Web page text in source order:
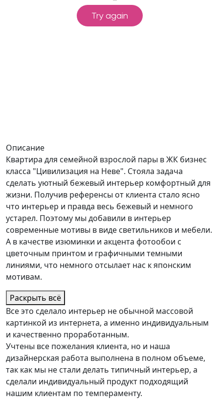
Описание
Квартира для семейной взрослой пары в ЖК бизнес
класса "Цивилизация на Неве". Стояла задача
сделать уютный бежевый интерьер комфортный для
жизни. Получив референсы от клиента стало ясно
что интерьер и правда весь бежевый и немного
устарел. Поэтому мы добавили в интерьер
современные мотивы в виде светильников и мебели.
А в качестве изюминки и акцента фотообои с
цветочным принтом и графичными темными
линиями, что немного отсылает нас к японским
мотивам.
Раскрыть всё
Все это сделало интерьер не обычной массовой
картинкой из интернета, а именно индивидуальным
и качественно проработанным.
Учтены все пожелания клиента, но и наша
дизайнерская работа выполнена в полном объеме,
так как мы не стали делать типичный интерьер, а
сделали индивидуальный продукт подходящий
нашим клиентам по темпераменту.